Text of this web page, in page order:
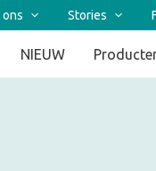
Stories
NIEUW